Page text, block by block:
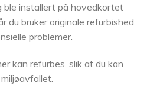
ble installert på hovedkortet
du bruker originale refurbished
problemer.
kan refurbes, slik at du kan